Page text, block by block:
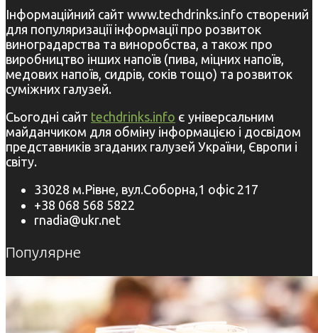
Інформаційний сайт www.techdrinks.info створений
для популяризації інформації про розвиток
виноградарства та виноробства, а також про
виробництво інших напоїв (пива, міцних напоїв,
медових напоїв, сидрів, соків тощо) та розвиток
суміжних галузей.
Сьогодні сайт techdrinks.info є універсальним
майданчиком для обміну інформацією і досвідом
представників згаданих галузей України, Європи і
світу.
33028 м.Рівне, вул.Соборна,1 офіс 217
+38 068 568 5822
rnadia@ukr.net
Популярне